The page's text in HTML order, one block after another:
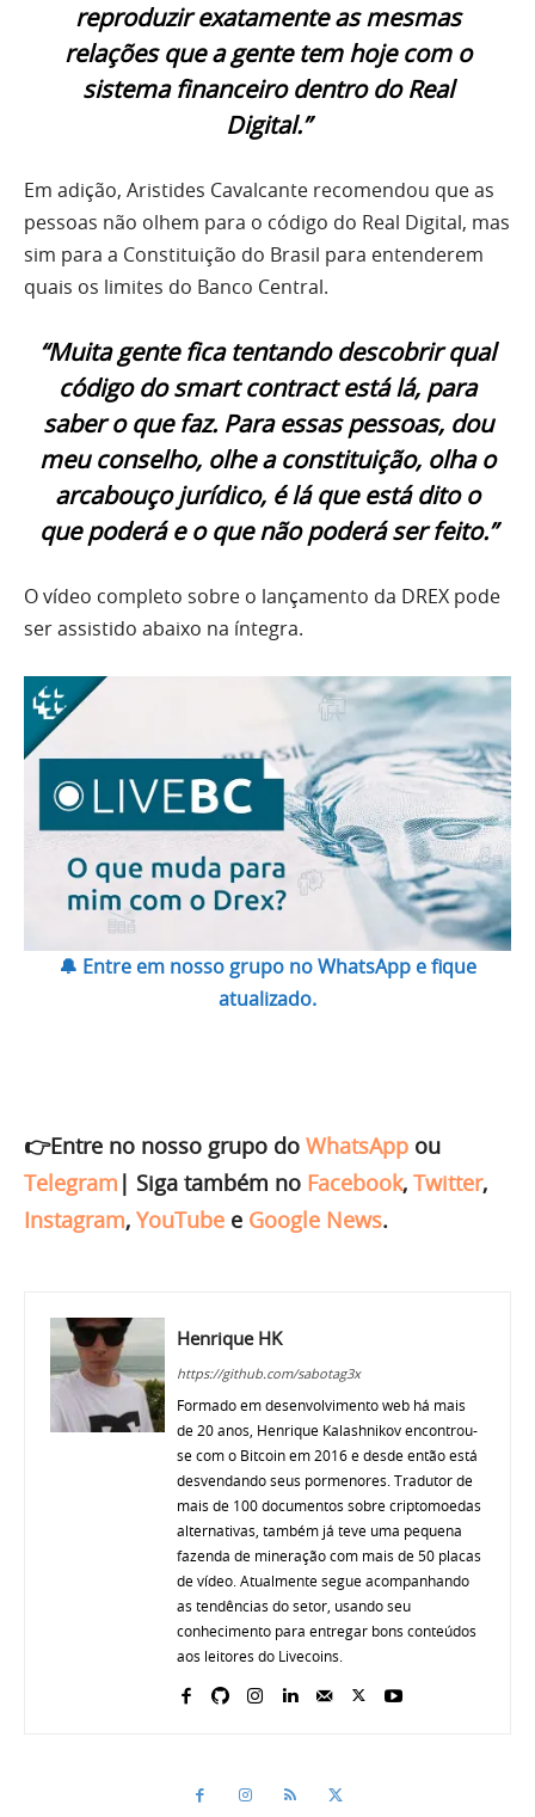
reproduzir exatamente as mesmas
relações que a gente tem hoje com o
sistema financeiro dentro do Real
Digital.”
Em adição, Aristides Cavalcante recomendou que as
pessoas não olhem para o código do Real Digital, mas
sim para a Constituição do Brasil para entenderem
quais os limites do Banco Central.
“Muita gente fica tentando descobrir qual
código do smart contract está lá, para
saber o que faz. Para essas pessoas, dou
meu conselho, olhe a constituição, olha o
arcabouço jurídico, é lá que está dito o
que poderá e o que não poderá ser feito.”
O vídeo completo sobre o lançamento da DREX pode
ser assistido abaixo na íntegra.
🔔 Entre em nosso grupo no WhatsApp e fique
atualizado.
👉Entre no nosso grupo do WhatsApp ou
Telegram | Siga também no Facebook, Twitter,
Instagram, YouTube e Google News.
Henrique HK
https://github.com/sabotag3x
Formado em desenvolvimento web há mais
de 20 anos, Henrique Kalashnikov encontrou-
se com o Bitcoin em 2016 e desde então está
desvendando seus pormenores. Tradutor de
mais de 100 documentos sobre criptomoedas
alternativas, também já teve uma pequena
fazenda de mineração com mais de 50 placas
de vídeo. Atualmente segue acompanhando
as tendências do setor, usando seu
conhecimento para entregar bons conteúdos
aos leitores do Livecoins.